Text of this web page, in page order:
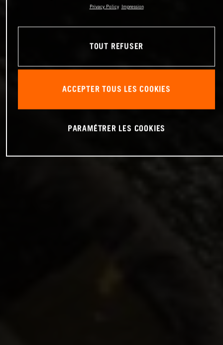
Privacy Policy Impression
TOUT REFUSER
ACCEPTER TOUS LES COOKIES
PARAMÉTRER LES COOKIES